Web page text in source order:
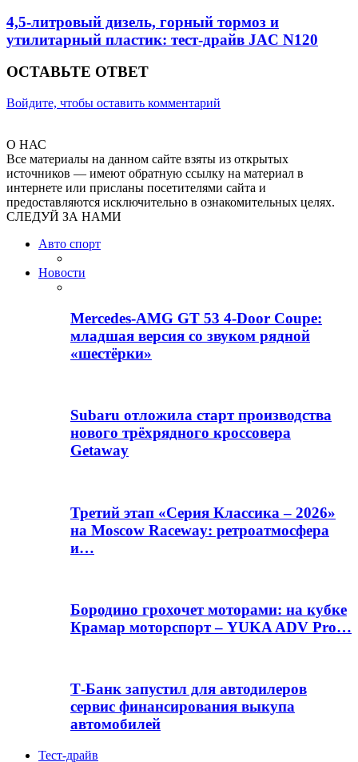
4,5-литровый дизель, горный тормоз и
утилитарный пластик: тест-драйв JAC N120
ОСТАВЬТЕ ОТВЕТ
Войдите, чтобы оставить комментарий
О НАС
Все материалы на данном сайте взяты из открытых
источников — имеют обратную ссылку на материал в
интернете или присланы посетителями сайта и
предоставляются исключительно в ознакомительных целях.
СЛЕДУЙ ЗА НАМИ
Авто спорт
Новости
Mercedes-AMG GT 53 4-Door Coupe:
младшая версия со звуком рядной
«шестёрки»
Subaru отложила старт производства
нового трёхрядного кроссовера
Getaway
Третий этап «Серия Классика – 2026»
на Moscow Raceway: ретроатмосфера
и…
Бородино грохочет моторами: на кубке
Крамар моторспорт – YUKA ADV Pro…
Т-Банк запустил для автодилеров
сервис финансирования выкупа
автомобилей
Тест-драйв